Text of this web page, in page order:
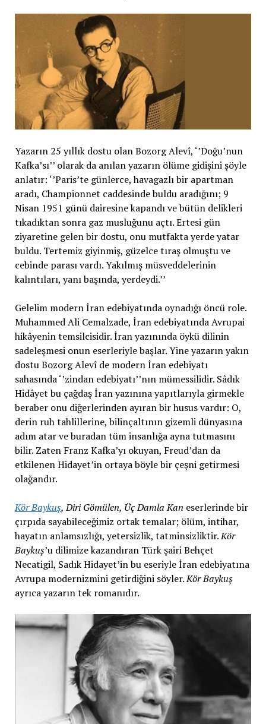
Yazarın 25 yıllık dostu olan Bozorg Alevî, ‘’Doğu’nun
Kafka’sı’’ olarak da anılan yazarın ölüme gidişini şöyle
anlatır: ‘’Paris’te günlerce, havagazlı bir apartman
aradı, Championnet caddesinde buldu aradığını; 9
Nisan 1951 günü dairesine kapandı ve bütün delikleri
tıkadıktan sonra gaz musluğunu açtı. Ertesi gün
ziyaretine gelen bir dostu, onu mutfakta yerde yatar
buldu. Tertemiz giyinmiş, güzelce tıraş olmuştu ve
cebinde parası vardı. Yakılmış müsveddelerinin
kalıntıları, yanı başında, yerdeydi.’’
Gelelim modern İran edebiyatında oynadığı öncü role.
Muhammed Ali Cemalzade, İran edebiyatında Avrupai
hikâyenin temsilcisidir. İran yazınında öykü dilinin
sadeleşmesi onun eserleriyle başlar. Yine yazarın yakın
dostu Bozorg Alevî de modern İran edebiyatı
sahasında ‘’zindan edebiyatı’’nın mümessilidir. Sâdık
Hidâyet bu çağdaş İran yazınına yapıtlarıyla girmekle
beraber onu diğerlerinden ayıran bir husus vardır: O,
derin ruh tahlillerine, bilinçaltının gizemli dünyasına
adım atar ve buradan tüm insanlığa ayna tutmasını
bilir. Zaten Franz Kafka’yı okuyan, Freud’dan da
etkilenen Hidayet’in ortaya böyle bir çeşni getirmesi
olağandır.
Kör Baykuş, Diri Gömülen, Üç Damla Kan eserlerinde bir
çırpıda sayabileceğimiz ortak temalar; ölüm, intihar,
hayatın anlamsızlığı, yetersizlik, tatminsizliktir.Kör
Baykuş’u dilimize kazandıran Türk şairi Behçet
Necatigil, Sadık Hidayet’in bu eseriyle İran edebiyatına
Avrupa modernizmini getirdiğini söyler.Kör Baykuş
ayrıca yazarın tek romanıdır.